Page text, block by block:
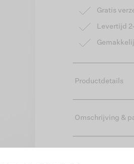
Gratis
Levertijd
Productdetails
Omschrijving &
Meer over het